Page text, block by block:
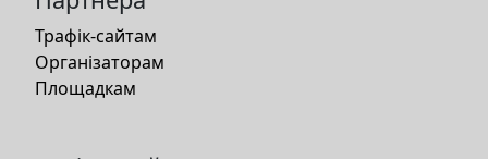
Трафік-сайтам
Організаторам
Площадкам